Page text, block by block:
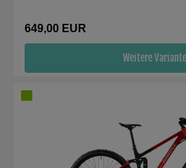
649,00 EUR
Weitere